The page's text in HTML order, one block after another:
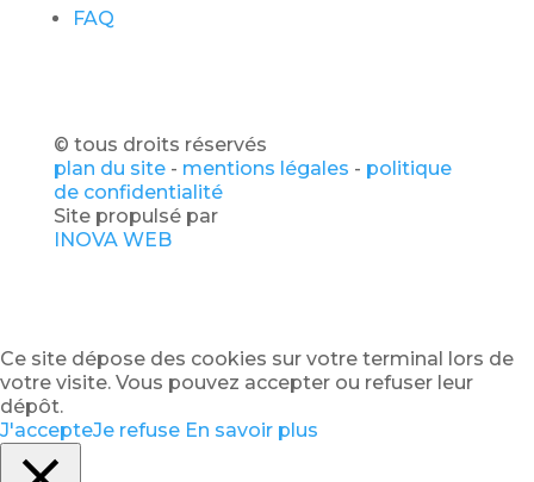
FAQ
© tous droits réservés
plan du site- mentions légales - politique
de confidentialité
Site propulsé par
INOVA WEB
Ce site dépose des cookies sur votre terminal lors de
votre visite. Vous pouvez accepter ou refuser leur
dépôt.
J'accepteJe refuse En savoir plus